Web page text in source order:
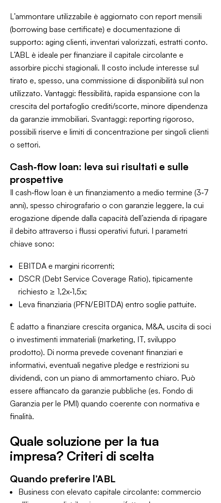
L’ammontare utilizzabile è aggiornato con report mensili
(borrowing base certificate) e documentazione di
supporto: aging clienti, inventari valorizzati, estratti conto.
L’ABL è ideale per finanziare il capitale circolante e
assorbire picchi stagionali. Il costo include interesse sul
tirato e, spesso, una commissione di disponibilità sul non
utilizzato. Vantaggi: flessibilità, rapida espansione con la
crescita del portafoglio crediti/scorte, minore dipendenza
da garanzie immobiliari. Svantaggi: reporting rigoroso,
possibili riserve e limiti di concentrazione per singoli clienti
o settori.
Cash‑flow loan: leva sui risultati e sulle
prospettive
Il cash‑flow loan è un finanziamento a medio termine (3‑7
anni), spesso chirografario o con garanzie leggere, la cui
erogazione dipende dalla capacità dell’azienda di ripagare
il debito attraverso i flussi operativi futuri. I parametri
chiave sono:
EBITDA e margini ricorrenti;
DSCR (Debt Service Coverage Ratio), tipicamente
richiesto ≥ 1,2x‑1,5x;
Leva finanziaria (PFN/EBITDA) entro soglie pattuite.
È adatto a finanziare crescita organica, M&A, uscita di soci
o investimenti immateriali (marketing, IT, sviluppo
prodotto). Di norma prevede covenant finanziari e
informativi, eventuali negative pledge e restrizioni su
dividendi, con un piano di ammortamento chiaro. Può
essere affiancato da garanzie pubbliche (es. Fondo di
Garanzia per le PMI) quando coerente con normativa e
finalità.
Quale soluzione per la tua
impresa? Criteri di scelta
Quando preferire l’ABL
Business con elevato capitale circolante: commercio